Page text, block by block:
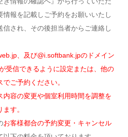
情報を記載しご予約をお願いいたし
信され、その後担当者からご連絡し
、及び@i.softbank.jpのドメイン
受信できるように設定または、他の
ご予約ください。
容の変更や個室利用時間を調整を
す。
お客様都合の予約変更・キャンセル